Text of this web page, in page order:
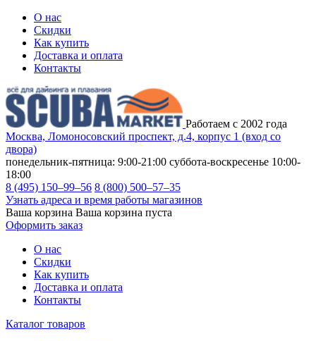
О нас
Скидки
Как купить
Доставка и оплата
Контакты
Работаем с 2002 года
Москва, Ломоносовский проспект, д.4, корпус 1 (вход со
двора)
понедельник-пятница: 9:00-21:00 суббота-воскресенье 10:00-
18:00
8 (495) 150–99–56 8 (800) 500–57–35
Узнать адреса и время работы магазинов
Ваша корзина Ваша корзина пуста
Оформить заказ
О нас
Скидки
Как купить
Доставка и оплата
Контакты
Каталог товаров